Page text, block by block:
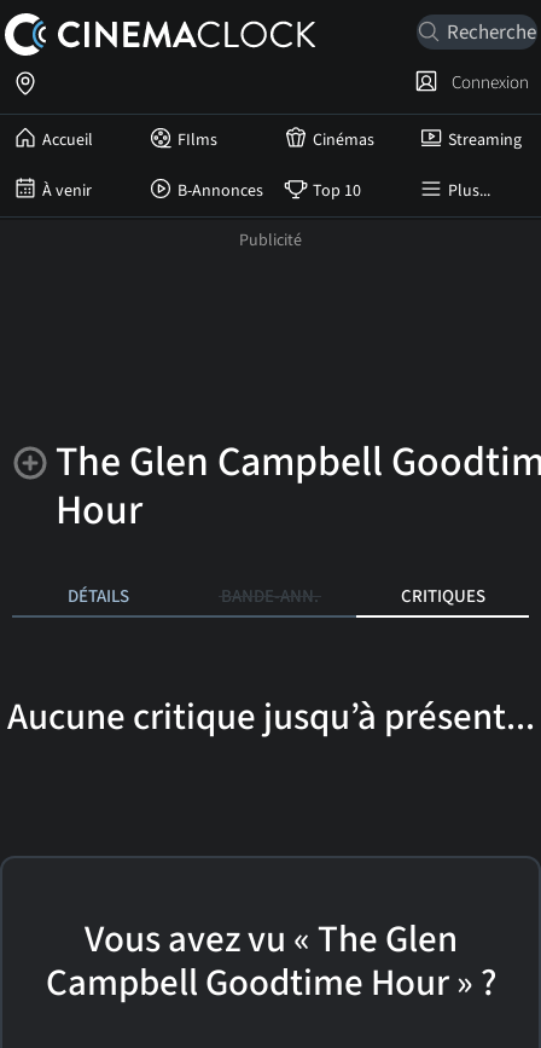
Accueil FIlms Cinémas Streaming
À venir B-Annonces Top 10 Plus...
Connexion
The Glen Campbell
Hour
DÉTAILS BANDE-ANN. CRITIQUES
Aucune critique jusqu’à présent...
Vous avez vu « The Glen
Campbell Goodtime Hour » ?